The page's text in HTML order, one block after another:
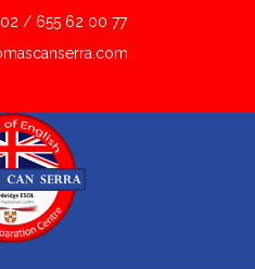
/ 655 62 00 77